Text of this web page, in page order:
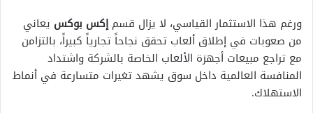
ورغم هذا الاستثمار القياسي، لا يزال قسمإكس بوكس يعاني
من صعوبات في إطلاق ألعاب تحقق نجاحاً تجارياً كبيراً، بالتزامن
مع تراجع مبيعات أجهزة الألعاب الخاصة بالشركة واشتداد
المنافسة العالمية داخل سوق يشهد تغيرات متسارعة في أنماط
الاستهلاك.